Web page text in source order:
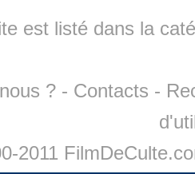
est listé dans la
? - Contacts -
2011